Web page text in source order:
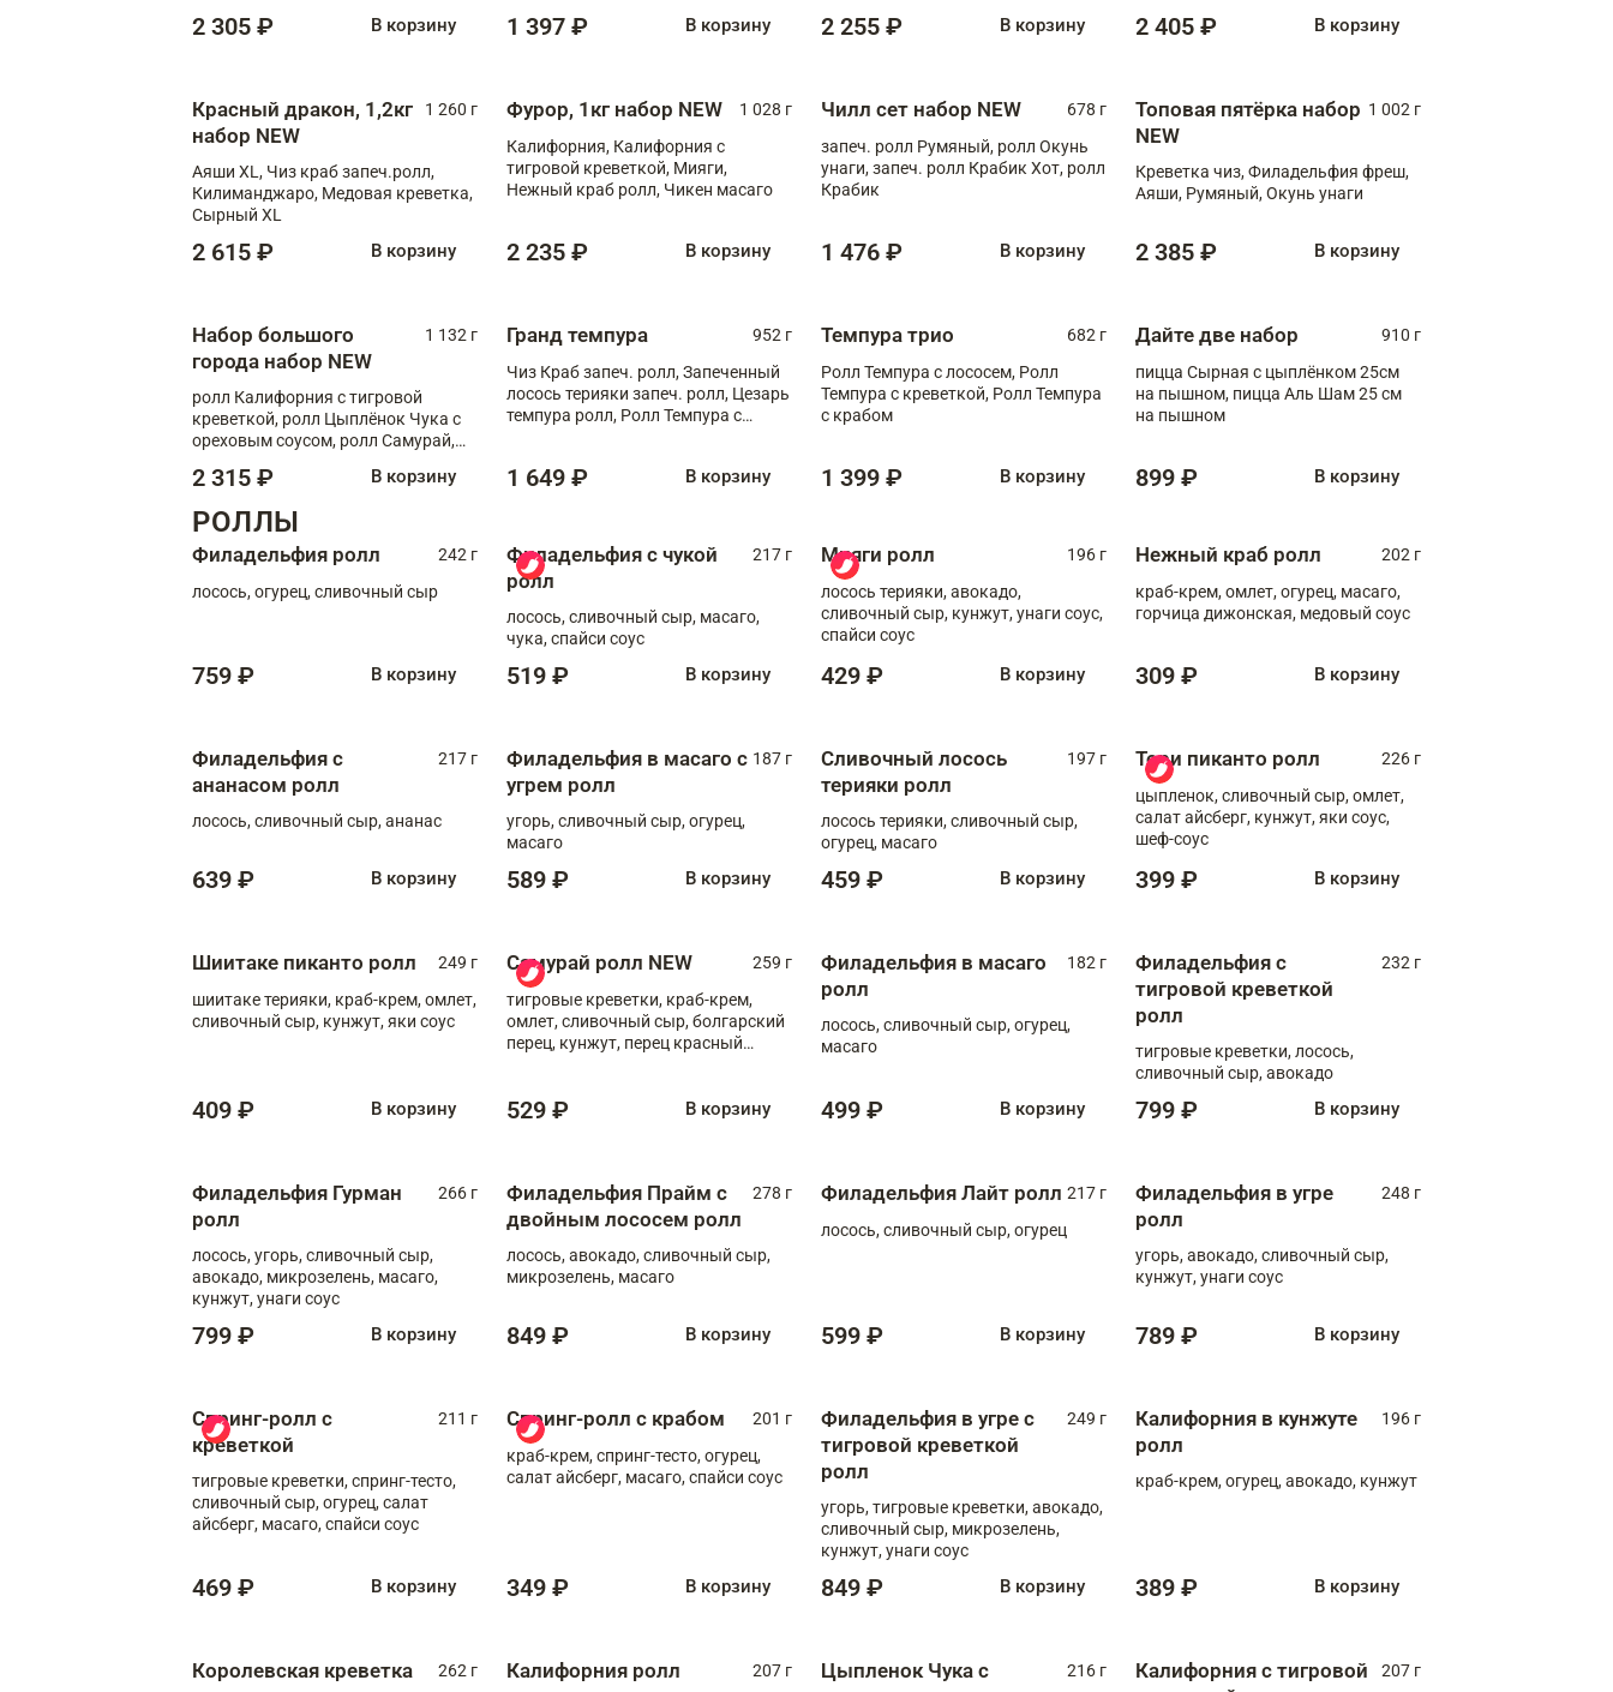
2 305 ₽ В корзину 1 397 ₽ В корзину
чукой
2 255 ₽ В корзину 2 405 ₽ В корзину
Красный дракон, 1,2кг
набор NEW
1 260 г
Аяши XL, Чиз краб запеч.ролл,
Килиманджаро, Медовая креветка,
Сырный XL
2 615 ₽ В корзину
Фурор, 1кг набор NEW
1 028 г
Калифорния, Калифорния с
тигровой креветкой, Мияги,
Нежный краб ролл, Чикен масаго
2 235 ₽ В корзину
Чилл сет набор NEW
678 г
запеч. ролл Румяный, ролл Окунь
унаги, запеч. ролл Крабик Хот, ролл
Крабик
1 476 ₽ В корзину
Топовая пятёрка набор
NEW
1 002 г
Креветка чиз, Филадельфия фреш,
Аяши, Румяный, Окунь унаги
2 385 ₽ В корзину
Набор большого
города набор NEW
1 132 г
ролл Калифорния с тигровой
креветкой, ролл Цыплёнок Чука с
ореховым соусом, ролл Самурай,
ролл с крабом
2 315 ₽ В корзину
Гранд темпура
952 г
Чиз Краб запеч. ролл, Запеченный
лосось терияки запеч. ролл, Цезарь
темпура ролл, Ролл Темпура с
1 649 ₽ В корзину
Темпура трио
682 г
Ролл Темпура с лососем, Ролл
Темпура с креветкой, Ролл Темпура
с крабом
1 399 ₽ В корзину
Дайте две набор
910 г
пицца Сырная с цыплёнком 25см
на пышном, пицца Аль Шам 25 см
на пышном
899 ₽ В корзину
РОЛЛЫ
Филадельфия ролл
242 г
лосось, огурец, сливочный сыр
759 ₽ В корзину
Филадельфия с чукой
ролл
217 г
лосось, сливочный сыр, масаго,
чука, спайси соус
519 ₽ В корзину
Мияги ролл
196 г
лосось терияки, авокадо,
сливочный сыр, кунжут, унаги соус,
спайси соус
429 ₽ В корзину
Нежный краб ролл
202 г
краб-крем, омлет, огурец, масаго,
горчица дижонская, медовый соус
309 ₽ В корзину
Филадельфия с
ананасом ролл
217 г
лосось, сливочный сыр, ананас
639 ₽ В корзину
Филадельфия в масаго с
угрем ролл
187 г
угорь, сливочный сыр, огурец,
масаго
589 ₽ В корзину
Сливочный лосось
терияки ролл
197 г
лосось терияки, сливочный сыр,
огурец, масаго
459 ₽ В корзину
Тори пиканто ролл
226 г
цыпленок, сливочный сыр, омлет,
салат айсберг, кунжут, яки соус,
шеф-соус
399 ₽ В корзину
Шиитаке пиканто ролл
249 г
шиитаке терияки, краб-крем, омлет,
сливочный сыр, кунжут, яки соус
409 ₽ В корзину
Самурай ролл NEW
259 г
тигровые креветки, краб-крем,
омлет, сливочный сыр, болгарский
перец, кунжут, перец красный
529 ₽ В корзину
Филадельфия в масаго
ролл
182 г
лосось, сливочный сыр, огурец,
масаго
499 ₽ В корзину
Филадельфия с
тигровой креветкой
ролл
232 г
тигровые креветки, лосось,
сливочный сыр, авокадо
799 ₽ В корзину
Филадельфия Гурман
ролл
266 г
лосось, угорь, сливочный сыр,
авокадо, микрозелень, масаго,
кунжут, унаги соус
799 ₽ В корзину
Филадельфия Прайм с
двойным лососем ролл
278 г
лосось, авокадо, сливочный сыр,
микрозелень, масаго
849 ₽ В корзину
Филадельфия Лайт ролл 217 г
лосось, сливочный сыр, огурец
599 ₽ В корзину
Филадельфия в угре
ролл
248 г
угорь, авокадо, сливочный сыр,
кунжут, унаги соус
789 ₽ В корзину
Спринг-ролл с
креветкой
211 г
тигровые креветки, спринг-тесто,
сливочный сыр, огурец, салат
айсберг, масаго, спайси соус
469 ₽ В корзину
Спринг-ролл с крабом
201 г
краб-крем, спринг-тесто, огурец,
салат айсберг, масаго, спайси соус
349 ₽ В корзину
Филадельфия в угре с
тигровой креветкой
ролл
249 г
угорь, тигровые креветки, авокадо,
сливочный сыр, микрозелень,
кунжут, унаги соус
849 ₽ В корзину
Калифорния в кунжуте
ролл
196 г
краб-крем, огурец, авокадо, кунжут
389 ₽ В корзину
Королевская креветка
262 г Калифорния ролл 207 г
Цыпленок Чука с
216 г
Калифорния с тигровой
207 г